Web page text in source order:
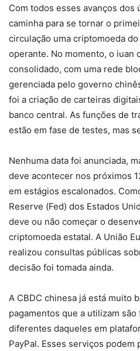
Com todos esses avanços dos
caminha para se tornar o
circulação uma criptomoeda
operante. No momento, o iuan
consolidado, com uma rede
gerenciada pelo governo
foi a criação de carteiras
banco central. As funções de
estão em fase de testes, mas
Nenhuma data foi anunciada,
deve acontecer nos próximos
em estágios escalonados.
Reserve (Fed) dos Estados
deve ou não começar o
criptomoeda estatal. A União
realizou consultas públicas
decisão foi tomada ainda.
A CBDC chinesa já está muito
pagamentos que a utilizam
diferentes daqueles em
PayPal. Esses serviços